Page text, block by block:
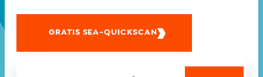
GRATIS SEA-QUICKSCAN